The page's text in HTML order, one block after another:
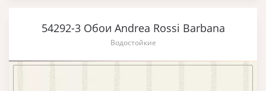
54292-3 Обои Andrea Rossi Barbana
Водостойкие